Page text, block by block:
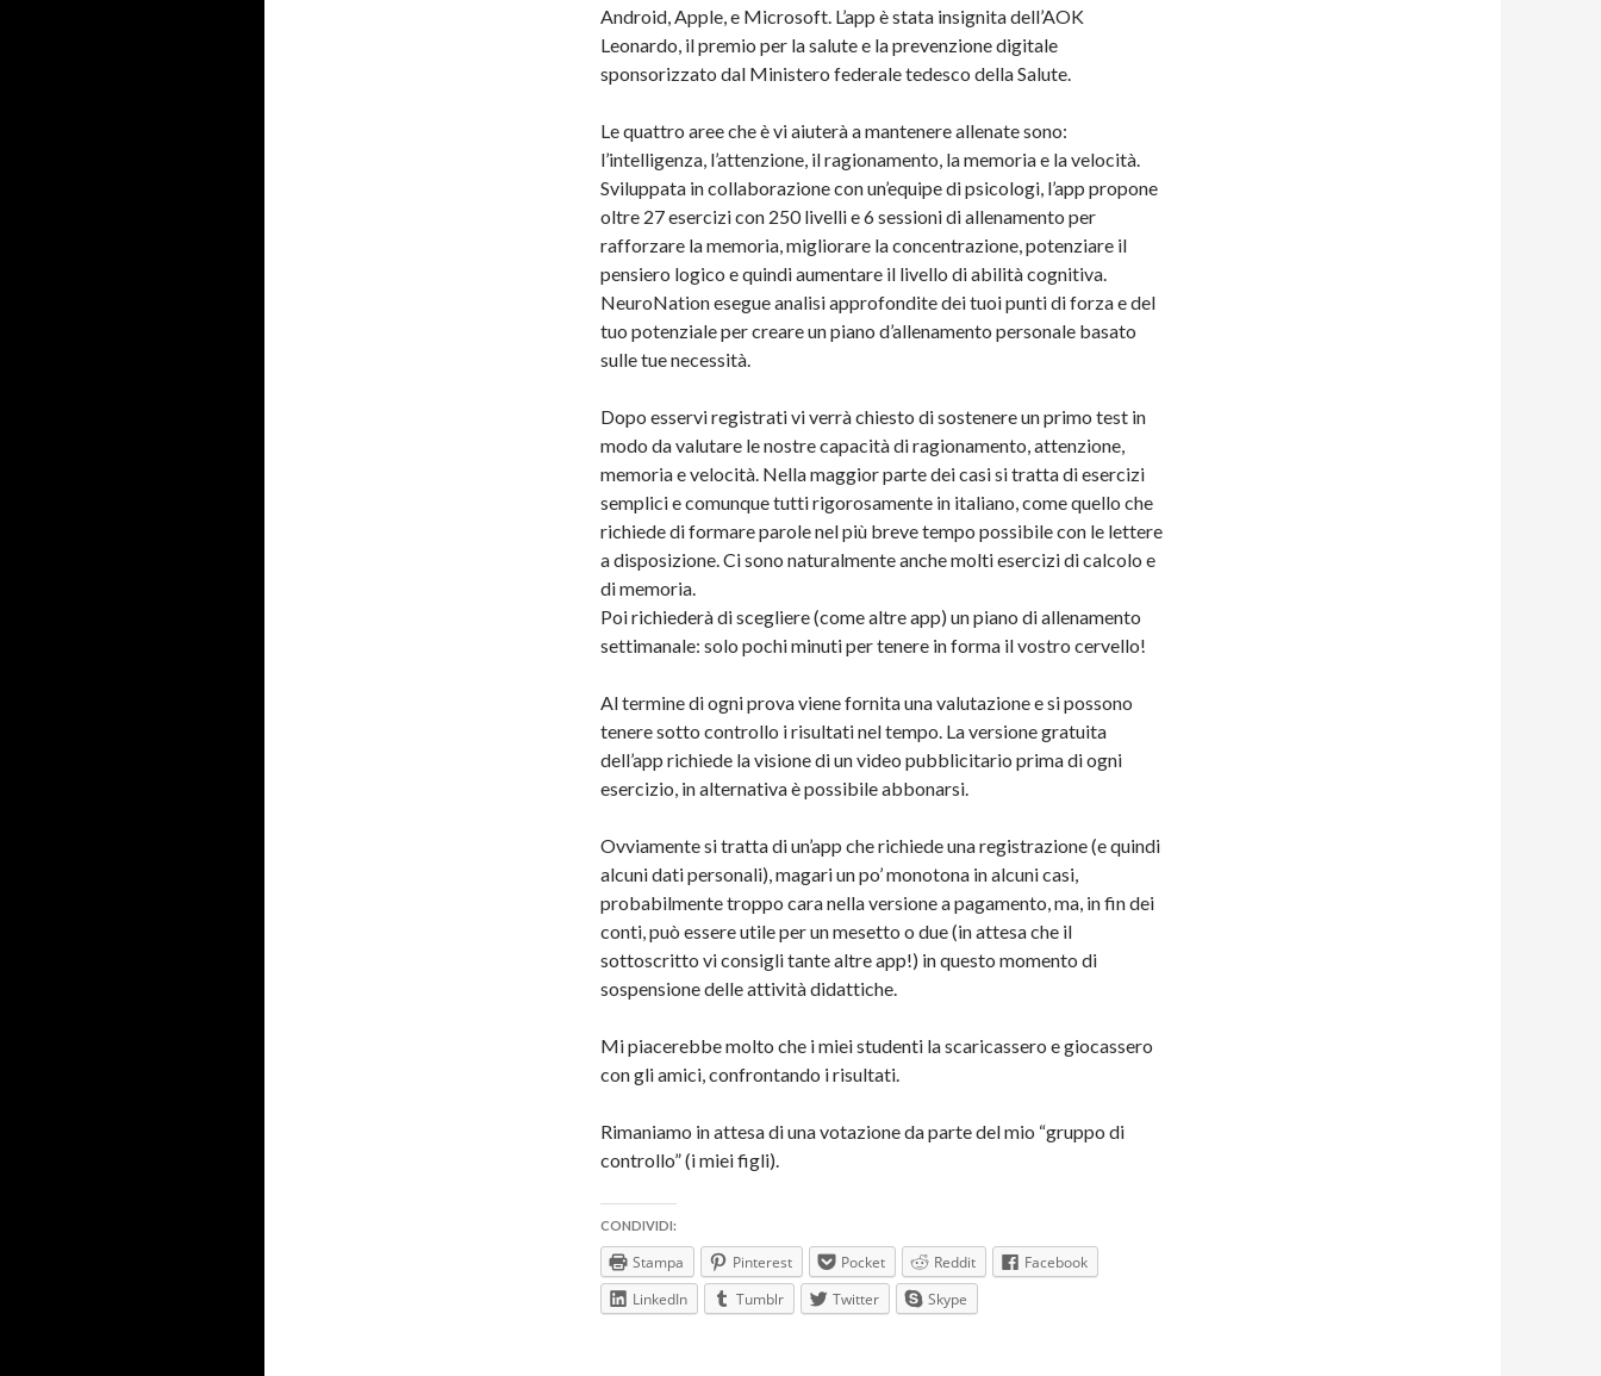
Android, Apple, e Microsoft. L’app è stata insignita dell’AOK
Leonardo, il premio per la salute e la prevenzione digitale
sponsorizzato dal Ministero federale tedesco della Salute.
Le quattro aree che è vi aiuterà a mantenere allenate sono:
l’intelligenza, l’attenzione, il ragionamento, la memoria e la velocità.
Sviluppata in collaborazione con un’equipe di psicologi, l’app propone
oltre 27 esercizi con 250 livelli e 6 sessioni di allenamento per
rafforzare la memoria, migliorare la concentrazione, potenziare il
pensiero logico e quindi aumentare il livello di abilità cognitiva.
NeuroNation esegue analisi approfondite dei tuoi punti di forza e del
tuo potenziale per creare un piano d’allenamento personale basato
sulle tue necessità.
Dopo esservi registrati vi verrà chiesto di sostenere un primo test in
modo da valutare le nostre capacità di ragionamento, attenzione,
memoria e velocità. Nella maggior parte dei casi si tratta di esercizi
semplici e comunque tutti rigorosamente in italiano, come quello che
richiede di formare parole nel più breve tempo possibile con le lettere
a disposizione. Ci sono naturalmente anche molti esercizi di calcolo e
di memoria.
Poi richiederà di scegliere (come altre app) un piano di allenamento
settimanale: solo pochi minuti per tenere in forma il vostro cervello!
Al termine di ogni prova viene fornita una valutazione e si possono
tenere sotto controllo i risultati nel tempo. La versione gratuita
dell’app richiede la visione di un video pubblicitario prima di ogni
esercizio, in alternativa è possibile abbonarsi.
Ovviamente si tratta di un’app che richiede una registrazione (e quindi
alcuni dati personali), magari un po’ monotona in alcuni casi,
probabilmente troppo cara nella versione a pagamento, ma, in fin dei
conti, può essere utile per un mesetto o due (in attesa che il
sottoscritto vi consigli tante altre app!) in questo momento di
sospensione delle attività didattiche.
Mi piacerebbe molto che i miei studenti la scaricassero e giocassero
con gli amici, confrontando i risultati.
Rimaniamo in attesa di una votazione da parte del mio “gruppo di
controllo” (i miei figli).
CONDIVIDI:
Stampa Pinterest Pocket Reddit
Facebook
LinkedIn
Tumblr Twitter Skype